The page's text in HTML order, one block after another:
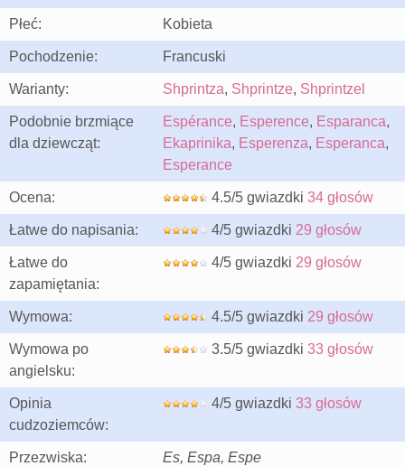
Płeć: Kobieta
Pochodzenie: Francuski
Warianty: Shprintza, Shprintze, Shprintzel
Podobnie brzmiące
dla dziewcząt:
Espérance, Esperence, Esparanca,
Ekaprinika, Esperenza, Esperanca,
Esperance
Ocena: 4.5/5 gwiazdki 34 głosów
Łatwe do napisania: 4/5 gwiazdki 29 głosów
Łatwe do
zapamiętania:
4/5 gwiazdki 29 głosów
Wymowa: 4.5/5 gwiazdki 29 głosów
Wymowa po
angielsku:
3.5/5 gwiazdki 33 głosów
Opinia
cudzoziemców:
4/5 gwiazdki 33 głosów
Przezwiska: Es, Espa, Espe